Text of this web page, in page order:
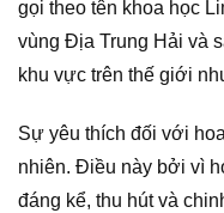
gọi theo tên khoa học
vùng Địa Trung Hải và
khu vực trên thế giới
Sự yêu thích đối với
nhiên. Điều này bởi vì
đáng kể, thu hút và